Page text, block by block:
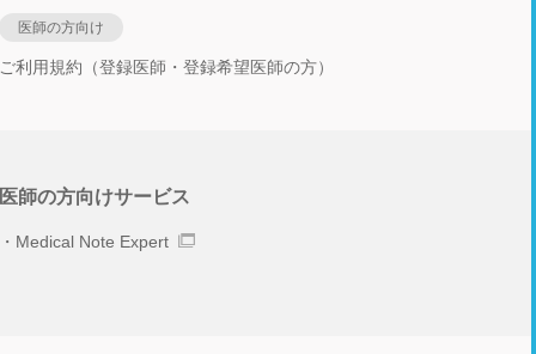
医師の方向け
ご利用規約（登録医師・登録希望医師の方）
医師の方向けサービス
Medical Note Expert